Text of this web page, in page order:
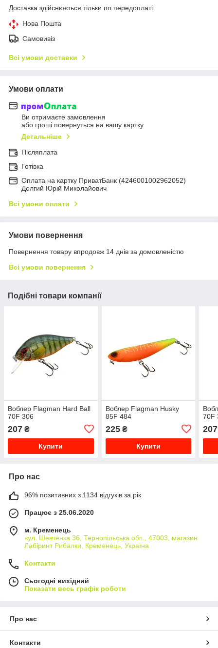
Доставка здійснюється тільки по передоплаті.
Нова Пошта
Самовивіз
Всі умови доставки
Умови оплати
Ви отримаєте замовлення
або гроші повернуться на вашу картку
Детальніше
Післяплата
Готівка
Оплата на картку ПриватБанк (4246001002962052)
Долгий Юрій Миколайович
Всі умови оплати
Умови повернення
Повернення товару впродовж 14 днів за домовленістю
Всі умови повернення
Подібні товари компанії
Воблер Flagman Hard Ball
70F 306
207 ₴
Купити
Воблер Flagman Husky
85F 484
225₴
Купити
70F
207
Про нас
96% позитивних з 1134 відгуків за рік
Працює з 25.06.2020
м. Кременець
вул. Шевченка 36, Тернопільська обл., 47003, магазин
Лабіринт Рибалки, Кременець, Україна
Контакти
Сьогодні вихідний
Показати весь графік роботи
Про нас
Контакти